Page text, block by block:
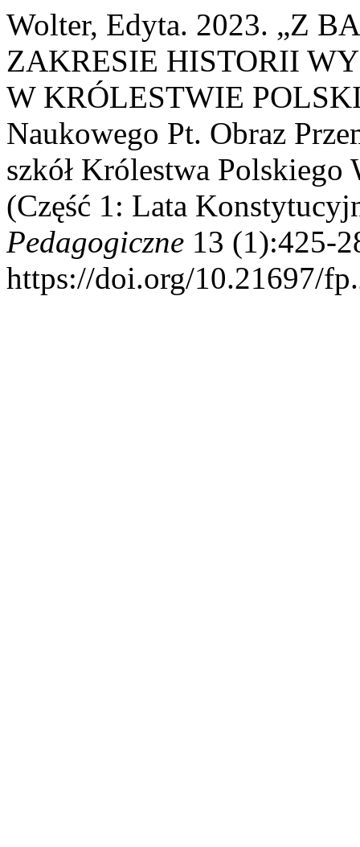
Wolter, Edyta. 2023. „Z
ZAKRESIE HISTORII
W KRÓLESTWIE
Naukowego Pt. Obraz
szkół Królestwa
(Część 1: Lata
Pedagogiczne 13 (1):425-
https://doi.org/10.21697/